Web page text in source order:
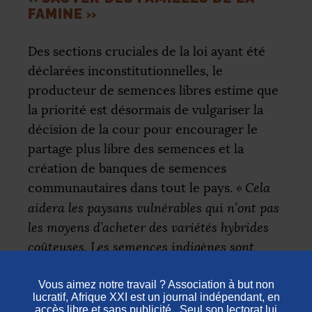
FAMINE »
Des sections cruciales de la loi ayant été
déclarées inconstitutionnelles, le
producteur de semences libres estime que
la priorité est désormais de vulgariser la
décision de la cour pour encourager le
partage plus libre des semences et la
création de banques de semences
communautaires dans tout le pays. « Cela
aidera les paysans vulnérables qui n’ont pas
les moyens d’acheter des variétés hybrides
coûteuses. Les semences indigènes sont
aux parasites et à la sécheresse, et peuvent
contribuer à sauver des familles de la